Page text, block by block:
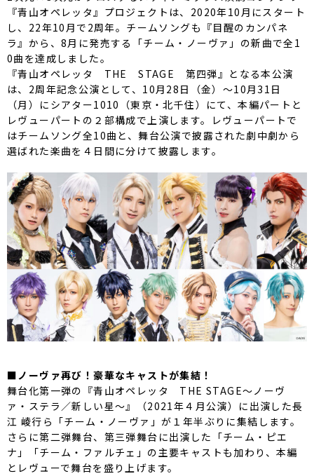
『青山オペレッタ』プロジェクトは、2020年10月にスタート
し、22年10月で2周年。チームソングも『目醒のカンパネ
ラ』から、8月に発売する「チーム・ノーヴァ」の新曲で全1
0曲を達成しました。
『青山オペレッタ THE STAGE 第四弾』となる本公演
は、2周年記念公演として、10月28日（金）〜10月31日
（月）にシアター1010（東京・北千住）にて、本編パートと
レヴューパートの２部構成で上演します。レヴューパートで
はチームソング全10曲と、舞台公演で披露された劇中劇から
選ばれた楽曲を４日間に分けて披露します。
■ノーヴァ再び！豪華なキャストが集結！
舞台化第一弾の『青山オペレッタ THE STAGE～ノーヴ
ァ・ステラ／新しい星～』（2021年４月公演）に出演した長
江 崚行ら「チーム・ノーヴァ」が１年半ぶりに集結します。
さらに第二弾舞台、第三弾舞台に出演した「チーム・ピエ
ナ」「チーム・ファルチェ」の主要キャストも加わり、本編
とレヴューで舞台を盛り上げます。